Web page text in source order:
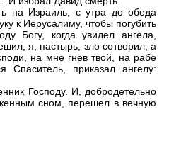
на Израиль, с утра до обеда
к Иерусалиму, чтобы погубить
Богу, когда увидел ангела,
я, пастырь, зло сотворил, а
на мне гнев твой, на рабе
приказал ангелу:
Господу. И, добродетельно
сном, перешел в вечную